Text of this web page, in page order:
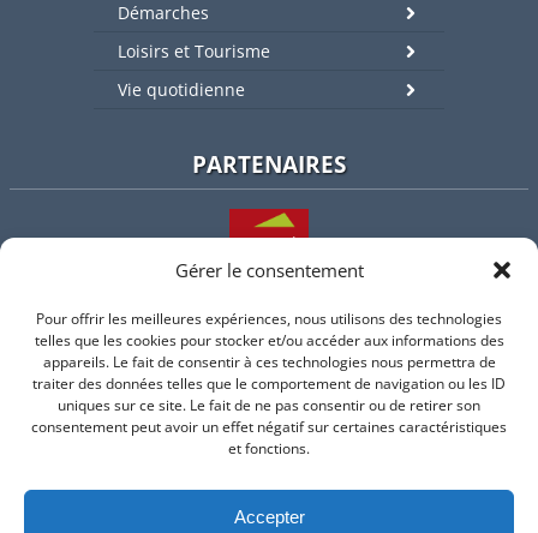
Gérer le consentement
Pour offrir les meilleures expériences, nous utilisons des technologies
telles que les cookies pour stocker et/ou accéder aux informations des
appareils. Le fait de consentir à ces technologies nous permettra de
traiter des données telles que le comportement de navigation ou les ID
uniques sur ce site. Le fait de ne pas consentir ou de retirer son
consentement peut avoir un effet négatif sur certaines caractéristiques
et fonctions.
Accepter
Démarches
Loisirs et Tourisme
Vie quotidienne
PARTENAIRES
L'intercommunalité
Intramuros